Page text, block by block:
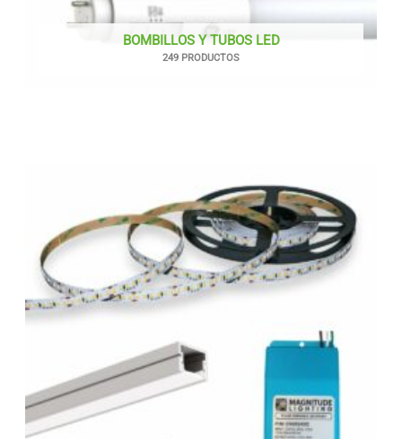
BOMBILLOS Y TUBOS LED
249 PRODUCTOS